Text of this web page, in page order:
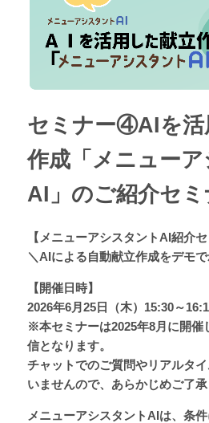
セミナー④AIを活
作成「メニューア
AI」のご紹介セミ
【メニューアシスタントAI紹介セ
＼AIによる自動献立作成をデモ
【開催日時】
2026年6月25日（木）15:30～
※本セミナーは2025年8月に開催
信となります。
チャットでのご質問やリアルタ
いませんので、あらかじめご了承
メニューアシスタントAIは、条